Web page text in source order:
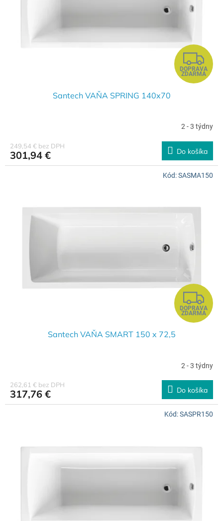
Z
A
A
R
M
O
DOPRAVA
ZDARMA
Santech VAŇA SPRING 140x70
2 - 3 týdny
249,54 € bez DPH
301,94 € Do košíka
Z
A
A
R
M
O
DOPRAVA
ZDARMA
Santech VAŇA SMART 150 x 72,5
2 - 3 týdny
262,61 € bez DPH
317,76 € Do košíka
Kód:SASMA150
Kód:SASPR150